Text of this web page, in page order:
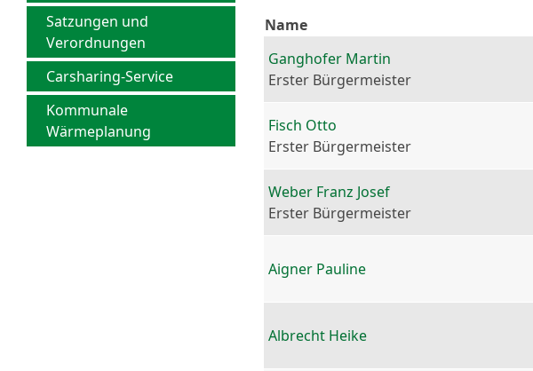
Satzungen und
Verordnungen
Carsharing-Service
Kommunale
Wärmeplanung
Name
Ganghofer Martin
Erster Bürgermeister
Fisch Otto
Erster Bürgermeister
Weber Franz Josef
Erster Bürgermeister
Aigner Pauline
Albrecht Heike